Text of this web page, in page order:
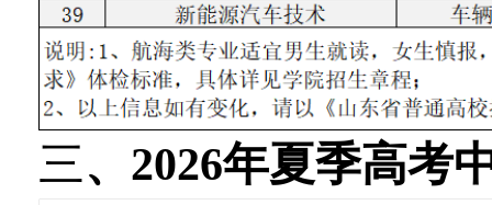
三、2026年夏季高考